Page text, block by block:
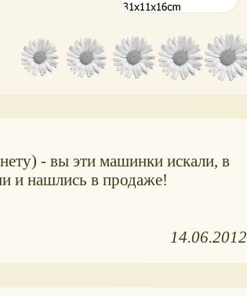
- вы эти машинки искали, в
и нашлись в продаже!
14.06.2012